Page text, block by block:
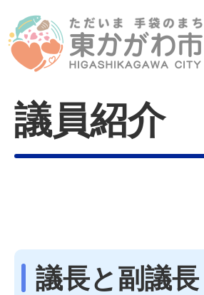
議員紹介
議長と副議長